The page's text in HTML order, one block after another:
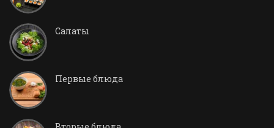
Салаты
Первые блюда